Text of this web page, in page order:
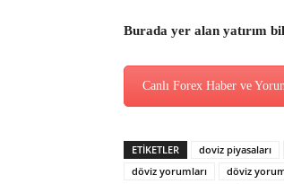
Burada yer alan yatırım
Canlı Forex Haber ve
ETİKETLER doviz piyasaları
döviz yorumları
döviz